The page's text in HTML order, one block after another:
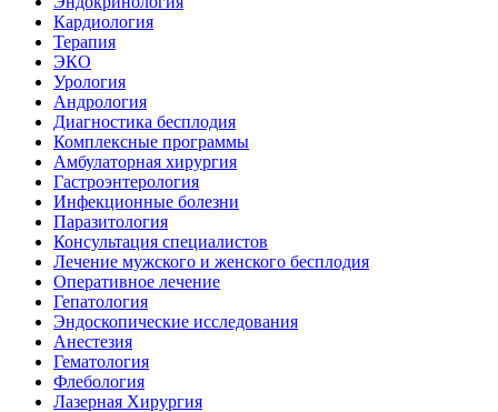
Кардиология
Терапия
ЭКО
Урология
Андрология
Диагностика бесплодия
Комплексные программы
Амбулаторная хирургия
Гастроэнтерология
Инфекционные болезни
Паразитология
Консультация специалистов
Лечение мужского и женского бесплодия
Оперативное лечение
Гепатология
Эндоскопические исследования
Анестезия
Гематология
Флебология
Лазерная Хирургия